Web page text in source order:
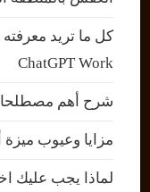
كل ما تريد
ChatGPT Work
شرح أهم
مزايا وعيوب
لماذا يجب عليك